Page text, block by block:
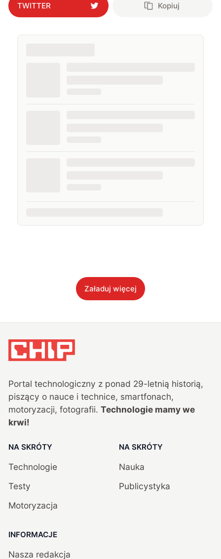
TWITTER Kopiuj
Załaduj więcej
Portal technologiczny z ponad 29-letnią historią,
piszący o nauce i technice, smartfonach,
motoryzacji, fotografii. Technologie mamy we
krwi!
NA SKRÓTY
Technologie
Testy
Motoryzacja
NA SKRÓTY
Nauka
Publicystyka
INFORMACJE
Nasza redakcja